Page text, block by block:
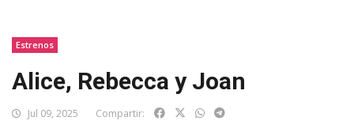
Estrenos
Alice, Rebecca y Joan
Jul 09, 2025 Compartir: